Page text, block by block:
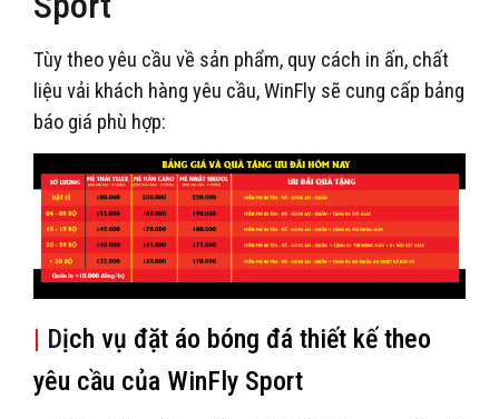
Tùy theo yêu cầu về sản phẩm, quy cách in ấn, chất
liệu vải khách hàng yêu cầu, WinFly sẽ cung cấp bảng
báo giá phù hợp:
| Dịch vụ đặt áo bóng đá thiết kế theo
yêu cầu của WinFly Sport